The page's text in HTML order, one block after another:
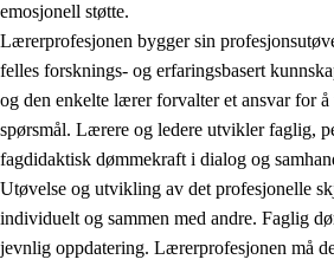
emosjonell støtte.
Lærerprofesjonen bygger sin
felles forsknings- og erfaringsbasert
og den enkelte lærer forvalter et ansvar for
spørsmål. Lærere og ledere utvikler faglig,
fagdidaktisk dømmekraft i dialog og
Utøvelse og utvikling av det profesjonelle
individuelt og sammen med andre. Faglig
jevnlig oppdatering. Lærerprofesjonen må